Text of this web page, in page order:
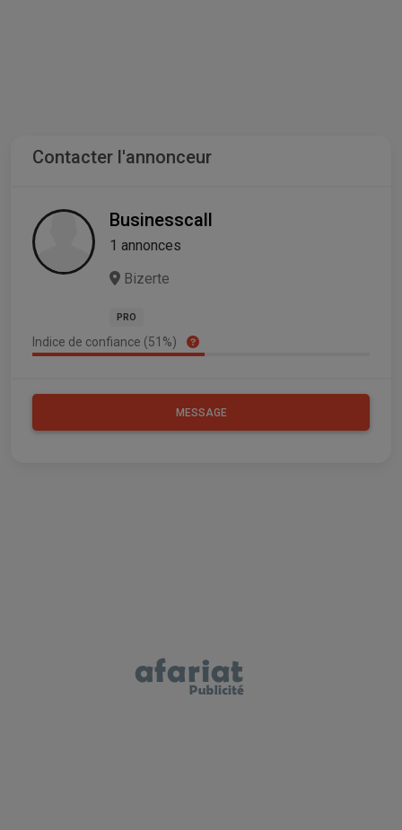
Contacter l'annonceur
Businesscall
1 annonces
Bizerte
PRO
Indice de confiance (51%)
MESSAGE